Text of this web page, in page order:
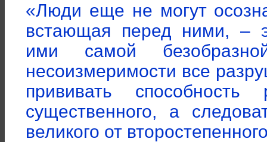
«Люди еще не могут
встающая перед ними, –
ими самой
несоизмеримости все
прививать
существенного, а
великого от